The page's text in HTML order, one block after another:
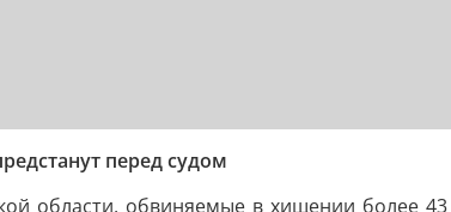
перед судом
области, обвиняемые в хищении более